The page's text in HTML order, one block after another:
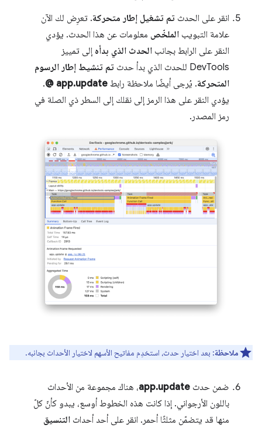
انقر على الحدث تم تشغيل إطار متحركة. تعرِض لك الآن
علامة التبويب الملخّص معلومات عن هذا الحدث. يؤدي
النقر على الرابط بجانب الحدث الذي بدأه إلى تمييز
DevTools للحدث الذي بدأ حدث
تم تنشيط إطار الرسوم
المتحركة. يُرجى أيضًا ملاحظة رابط app.update @
.
يؤدي النقر على هذا الرمز إلى نقلك إلى السطر ذي الصلة في
رمز المصدر.
ملاحظة: بعد اختيار حدث، استخدِم مفاتيح الأسهم لاختيار الأحداث بجانبه.
ضمن حدث app.update، هناك مجموعة من الأحداث
باللون الأرجواني. إذا كانت هذه الخطوط أوسع، يبدو كأنّ كلّ
منها قد يتضمّن مثلثًا أحمر. انقر على أحد أحداث التنسيق